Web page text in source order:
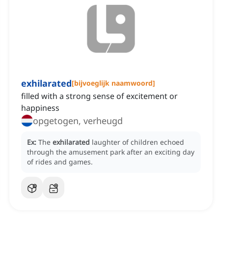
exhilarated[bijvoeglijk naamwoord]
filled with a strong sense of excitement or
happiness
opgetogen, verheugd
Ex: The exhilarated laughter of children echoed
through the amusement park after an exciting day
of rides and games.